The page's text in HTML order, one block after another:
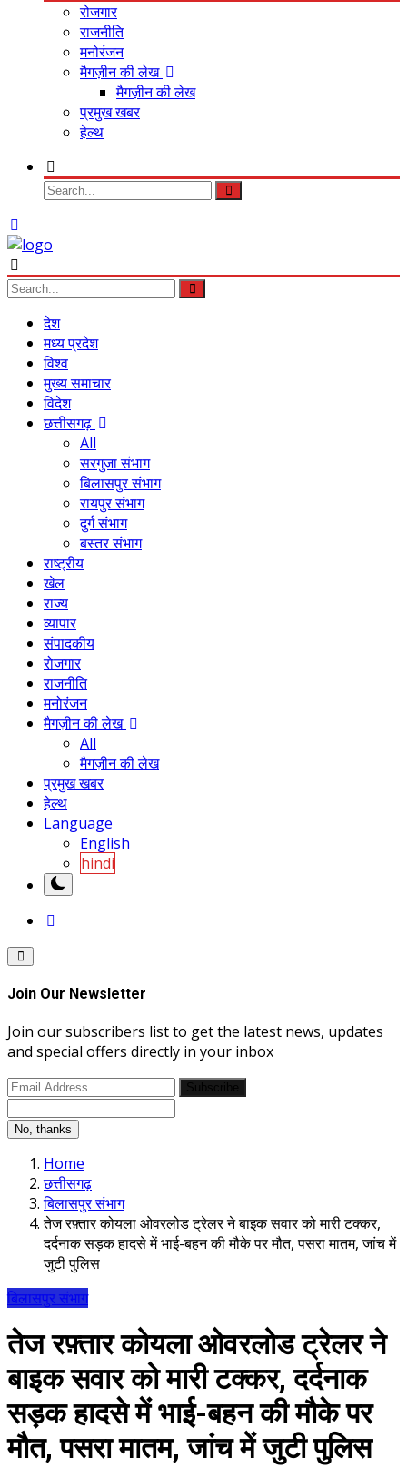
रोजगार
राजनीति
मनोरंजन
मैगज़ीन की लेख
मैगज़ीन की लेख
प्रमुख खबर
हेल्थ
देश
मध्य प्रदेश
विश्व
मुख्य समाचार
विदेश
छत्तीसगढ़
All
सरगुजा संभाग
बिलासपुर संभाग
रायपुर संभाग
दुर्ग संभाग
बस्तर संभाग
राष्ट्रीय
खेल
राज्य
व्यापार
संपादकीय
रोजगार
राजनीति
मनोरंजन
मैगज़ीन की लेख
All
मैगज़ीन की लेख
प्रमुख खबर
हेल्थ
Language
English
hindi
Join Our Newsletter
Join our subscribers list to get the latest news, updates
and special offers directly in your inbox
No, thanks
Home
छत्तीसगढ़
बिलासपुर संभाग
तेज रफ़्तार कोयला ओवरलोड ट्रेलर ने बाइक सवार को मारी टक्कर,
दर्दनाक सड़क हादसे में भाई-बहन की मौके पर मौत, पसरा मातम, जांच में
जुटी पुलिस
बिलासपुर संभाग
तेज रफ़्तार कोयला ओवरलोड ट्रेलर ने
बाइक सवार को मारी टक्कर, दर्दनाक
सड़क हादसे में भाई-बहन की मौके पर
मौत, पसरा मातम, जांच में जुटी पुलिस